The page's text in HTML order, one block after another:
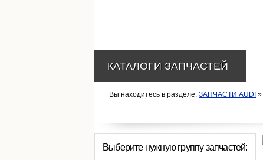
Вы находитесь в разделе: ЗАПЧАСТИ AUDI »
Выберите нужную группу запчастей:
КАТАЛОГИ ЗАПЧАСТЕЙ